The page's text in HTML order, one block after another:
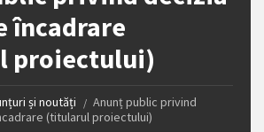
încadrare
proiectului)
și noutăți
Anunț public privind
(titularul proiectului)